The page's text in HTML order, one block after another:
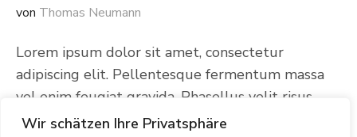
Wir schätzen Ihre Privatsphäre
von Thomas Neumann
Lorem ipsum dolor sit amet, consectetur
adipiscing elit. Pellentesque fermentum massa
vel enim feugiat gravida. Phasellus velit risus,
euismod a lacus et. Sed nec blandit nibh.